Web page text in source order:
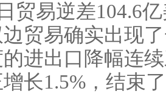
贸易逆差104.6
贸易确实出现
进出口降幅连
长1.5%，结束